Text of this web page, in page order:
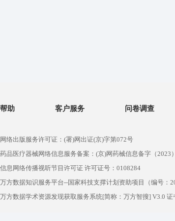
帮助 客户服务 问卷调查
网络出版服务许可证：(署)网出证(京)字第072号
药品医疗器械网络信息服务备案：(京)网药械信息备字（2023
信息网络传播视听节目许可证 许可证号：0108284
万方数据知识服务平台--国家科技支撑计划资助项目（编号：
万方数据学术资源发现获取服务系统[简称：万方智搜] V3.0